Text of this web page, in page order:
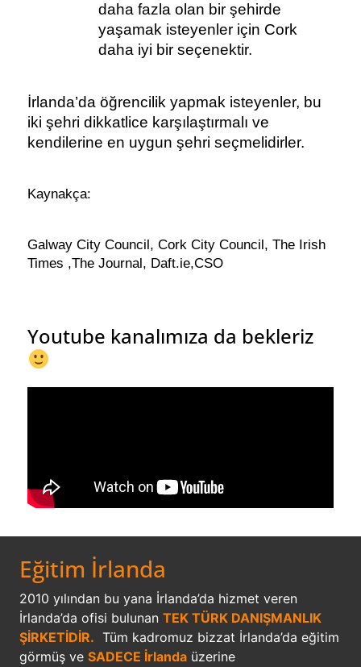
daha fazla olan bir şehirde
yaşamak isteyenler için Cork
daha iyi bir seçenektir.
İrlanda’da öğrencilik yapmak isteyenler, bu
iki şehri dikkatlice karşılaştırmalı ve
kendilerine en uygun şehri seçmelidirler.
Kaynakça:
Galway City Council, Cork City Council, The Irish
Times ,The Journal, Daft.ie,CSO
Youtube kanalımıza da bekleriz
Eğitim İrlanda
2010 yılından bu yana İrlanda’da hizmet veren
İrlanda’da ofisi bulunan TEK TÜRK DANIŞMANLIK
ŞİRKETİDİR. Tüm kadromuz bizzat İrlanda’da eğitim
görmüş ve SADECE İrlanda üzerine